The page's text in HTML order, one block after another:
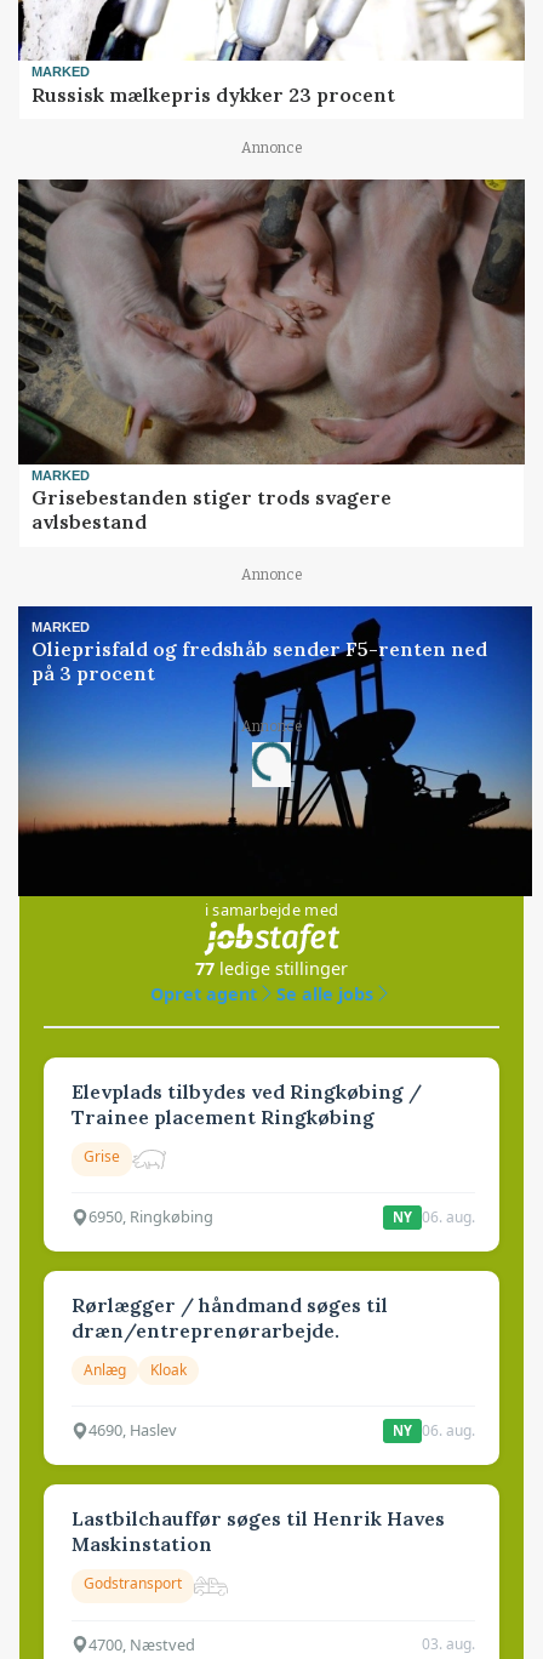
MARKED
Russisk mælkepris dykker 23 procent
Annonce
MARKED
Grisebestanden stiger trods svagere
avlsbestand
Annonce
MARKED
Olieprisfald og fredshåb sender F5-renten ned
på 3 procent
Annonce
Loading...
i samarbejde med
77 ledige stillinger
Opret agent
Se alle jobs
Elevplads tilbydes ved Ringkøbing /
Trainee placement Ringkøbing
Grise
6950, Ringkøbing NY 06. aug.
Rørlægger / håndmand søges til
dræn/entreprenørarbejde.
Anlæg Kloak
4690, Haslev NY 06. aug.
Lastbilchauffør søges til Henrik Haves
Maskinstation
Godstransport
4700, Næstved 03. aug.